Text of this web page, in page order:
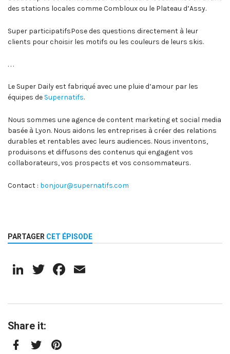
des stations locales comme Combloux ou le Plateau d’Assy.
Super participatifsPose des questions directement à leur
clients pour choisir les motifs ou les couleurs de leurs skis.
. . .
Le Super Daily est fabriqué avec une pluie d’amour par les
équipes de Supernatifs.
Nous sommes une agence de content marketing et social media
basée à Lyon. Nous aidons les entreprises à créer des relations
durables et rentables avec leurs audiences. Nous inventons,
produisons et diffusons des contenus qui engagent vos
collaborateurs, vos prospects et vos consommateurs.
Contact : bonjour@supernatifs.com
PARTAGER CET ÉPISODE
LinkedIn
TwitterFacebook
Share it: